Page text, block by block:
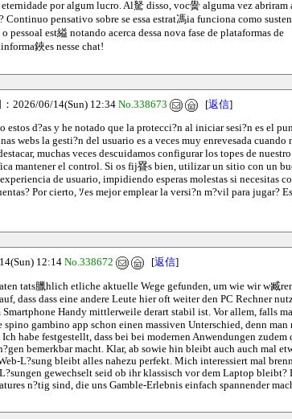
por algum lucro. Al駑 disso, voc黌 alguma vez abriram
Continuo pensativo sobre se essa estrat馮ia funciona como
pessoal est縊 notando acerca dessa nova fase de plataformas de
鋏es nesse chat!
2026/06/14(Sun) 12:34 No.338673 [返信]
estos d?as y he notado que la protecci?n al iniciar sesi?n es el
webs la gesti?n del usuario es a veces muy enrevesada cuando
muchas veces descuidamos configurar los topes de nuestro
mantener el control. Si os fij疂s bien, utilizar un sitio con un
de usuario, impidiendo esperas molestas si necesitas
Por cierto, ｿes mejor emplear la versi?n m?vil para jugar?
12:14 No.338672 [返信]
tats臘hlich etliche aktuelle Wege gefunden, um wie wir w臧
dass dass eine andere Leute hier oft weiter den PC Rechner
Handy mittlerweile derart stabil ist. Vor allem, falls
gambino app schon einen massiven Unterschied, denn man
habe festgestellt, dass bei bei modernen Anwendungen zudem
bemerkbar macht. Klar, ab sowie hin bleibt auch auch mal
L?sung bleibt alles nahezu perfekt. Mich interessiert mal
gewechselt seid ob ihr klassisch vor dem Laptop bleibt?
n?tig sind, die uns Gamble-Erlebnis einfach spannender